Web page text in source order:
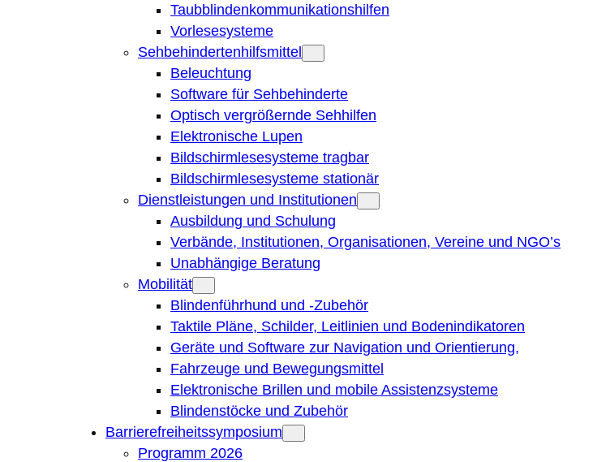
Taubblindenkommunikationshilfen
Vorlesesysteme
Sehbehindertenhilfsmittel
Beleuchtung
Software für Sehbehinderte
Optisch vergrößernde Sehhilfen
Elektronische Lupen
Bildschirmlesesysteme tragbar
Bildschirmlesesysteme stationär
Dienstleistungen und Institutionen
Ausbildung und Schulung
Verbände, Institutionen, Organisationen, Vereine und NGO’s
Unabhängige Beratung
Mobilität
Blindenführhund und -Zubehör
Taktile Pläne, Schilder, Leitlinien und Bodenindikatoren
Geräte und Software zur Navigation und Orientierung,
Fahrzeuge und Bewegungsmittel
Elektronische Brillen und mobile Assistenzsysteme
Blindenstöcke und Zubehör
Barrierefreiheitssymposium
Programm 2026